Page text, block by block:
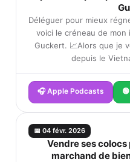
Déléguer pour mieux
voici le créneau de mon
Guckert. 📈Alors que je
depuis le
🎧 Apple Podcasts
📅 04 févr. 2026
Vendre ses colocs
marchand de